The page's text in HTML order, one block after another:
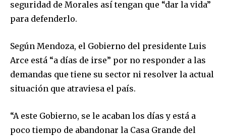
seguridad de Morales así tengan que “dar la vida”
para defenderlo.
Según Mendoza, el Gobierno del presidente Luis
Arce está “a días de irse” por no responder a las
demandas que tiene su sector ni resolver la actual
situación que atraviesa el país.
“A este Gobierno, se le acaban los días y está a
poco tiempo de abandonar la Casa Grande del